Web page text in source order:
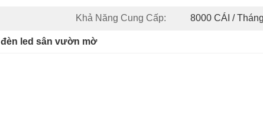
Khả Năng Cung Cấp: 8000 CÁI /
đèn led sân vườn mờ